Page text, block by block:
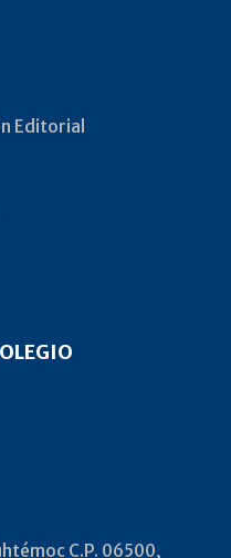
Editorial
C.P. 06500,